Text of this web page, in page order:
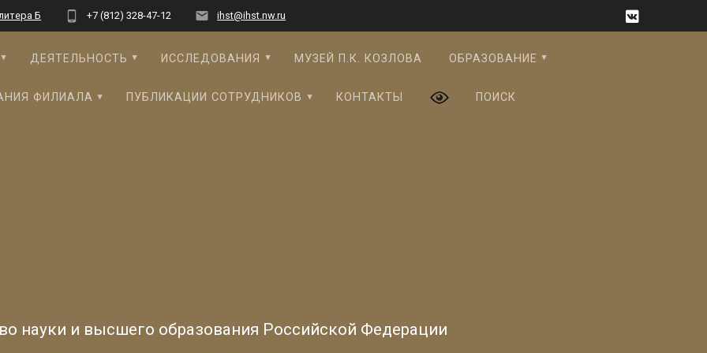
Б +7 (812) 328-47-12 ihst@ihst.nw.ru
ДЕЯТЕЛЬНОСТЬ ИССЛЕДОВАНИЯ МУЗЕЙ П.К. КОЗЛОВА ОБРАЗОВАНИЕ
ФИЛИАЛА ПУБЛИКАЦИИ СОТРУДНИКОВ КОНТАКТЫ ПОИСК
науки и высшего образования Российской Федерации